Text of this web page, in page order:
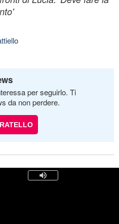
per seguirlo. Ti
da non perdere.